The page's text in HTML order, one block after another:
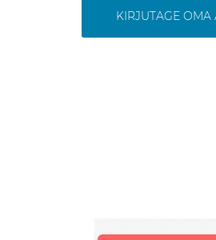
KIRJUTAGE OMA